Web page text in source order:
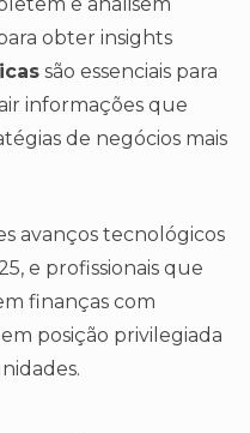
obter insights
são essenciais para
informações que
de negócios mais
avanços tecnológicos
e profissionais que
finanças com
posição privilegiada